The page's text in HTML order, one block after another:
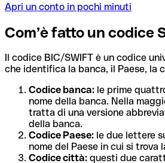
Apri un conto in pochi minuti
Com’è fatto un codice
Il codice BIC/SWIFT è un codice
che identifica la banca, il Paese, la
Codice banca: le prime
nome della banca. Nella
tratta di una versione
della banca.
Codice Paese: le due lettere
nome del Paese in cui si trova
Codice città: questi due